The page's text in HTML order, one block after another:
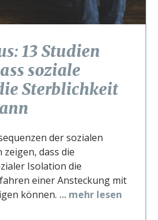
13 Studien
soziale
Sterblichkeit
der sozialen
dass die
Isolation die
einer Ansteckung mit
können. ... mehr lesen